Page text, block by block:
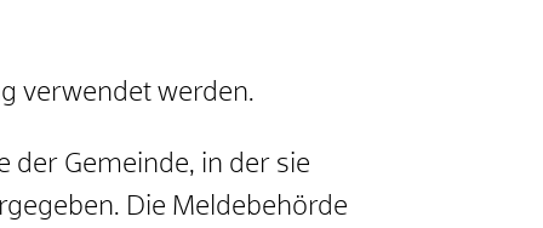
verwendet werden.
der Gemeinde, in der sie
Die Meldebehörde